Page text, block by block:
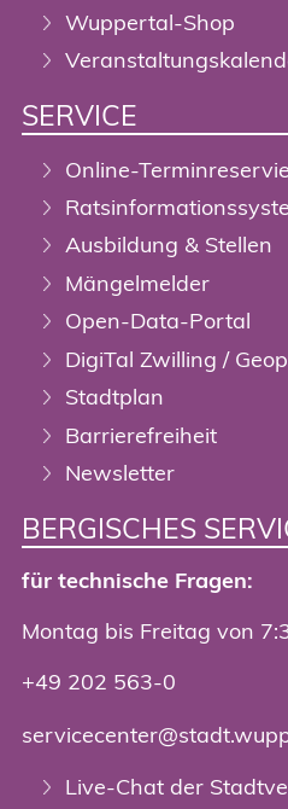
Wuppertal-Shop
SERVICE
Online-
Ausbildung & Stellen
Mängelmelder
Open-Data-Portal
DigiTal Zwilling /
Stadtplan
Barrierefreiheit
Newsletter
BERGISCHES
für technische Fragen:
Montag bis Freitag von
+49 202 563-0
Live-Chat der